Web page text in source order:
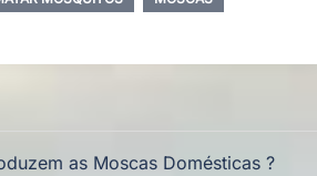
as Moscas Domésticas ?